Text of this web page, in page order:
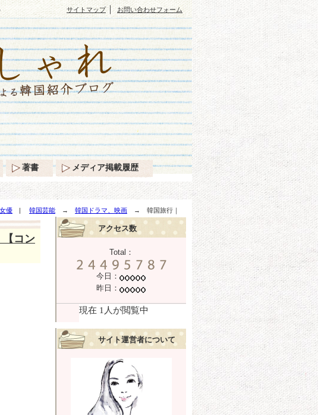
優 | 韓国芸能 → 韓国ドラマ、映画 → 韓国旅行｜
【コン
アクセス数
Total：
今日：
昨日：
サイト運営者について
サイトマップ｜ お問い合わせフォーム
著書 メディア掲載履歴